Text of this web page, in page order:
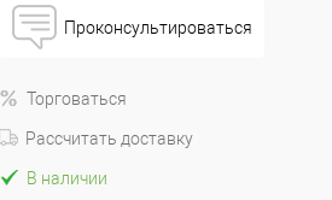
Проконсультироваться
Торговаться
Рассчитать доставку
В наличии